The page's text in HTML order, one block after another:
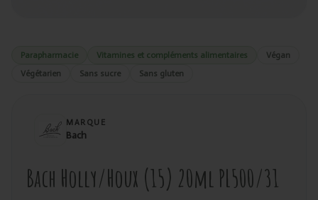
Parapharmacie Vitamines et compléments alimentaires
Végan
Végétarien
Sans sucre Sans gluten
MARQUE
Bach
Bach Holly/Houx (15) 20ml PL500/31